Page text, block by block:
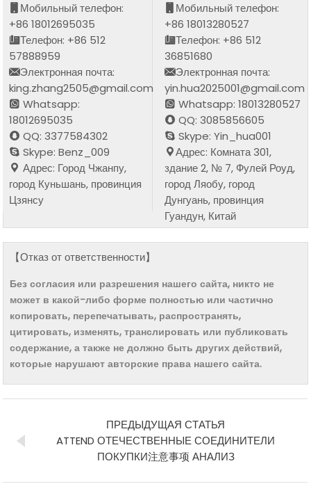
Мобильный телефон:
+86 18012695035
Телефон: +86 512
57888959
Электронная почта:
king.zhang2505@gmail.com
Whatsapp:
18012695035
QQ: 3377584302
Skype: Benz_009
Адрес: Город Чжанпу,
город Куньшань, провинция
Цзянсу
Мобильный телефон:
+86 18013280527
Телефон: +86 512
36851680
Электронная почта:
yin.hua2025001@gmail.com
Whatsapp: 18013280527
QQ: 3085856605
Skype: Yin_hua001
Адрес: Комната 301,
здание 2, № 7, Фулей Роуд,
город Ляобу, город
Дунгуань, провинция
Гуандун, Китай
【Отказ от ответственности】
Без согласия или разрешения нашего сайта, никто не
может в какой-либо форме полностью или частично
копировать, перепечатывать, распространять,
цитировать, изменять, транслировать или публиковать
содержание, а также не должно быть других действий,
которые нарушают авторские права нашего сайта.
ПРЕДЫДУЩАЯ СТАТЬЯ
ATTEND ОТЕЧЕСТВЕННЫЕ СОЕДИНИТЕЛИ
ПОКУПКИ注意事项 АНАЛИЗ